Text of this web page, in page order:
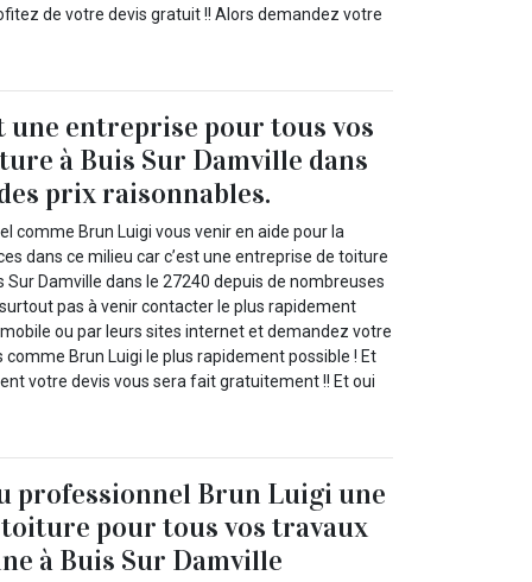
de votre devis gratuit !! Alors demandez votre
entreprise pour tous vos
à Buis Sur Damville dans
prix raisonnables.
comme Brun Luigi vous venir en aide pour la
dans ce milieu car c’est une entreprise de toiture
Sur Damville dans le 27240 depuis de nombreuses
pas à venir contacter le plus rapidement
ou par leurs sites internet et demandez votre
Brun Luigi le plus rapidement possible ! Et
votre devis vous sera fait gratuitement !! Et oui
professionnel Brun Luigi une
pour tous vos travaux
à Buis Sur Damville